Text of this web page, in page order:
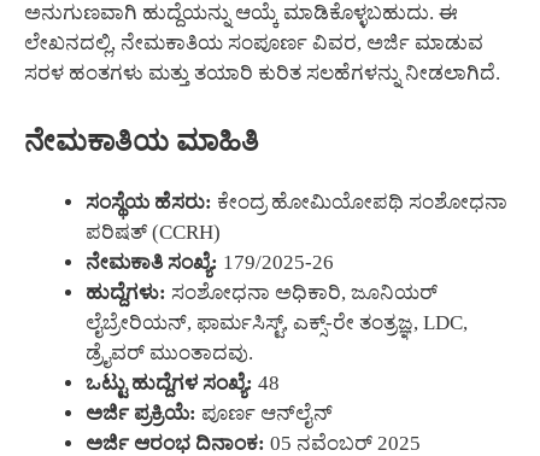
ಅನುಗುಣವಾಗಿ ಹುದ್ದೆಯನ್ನು ಆಯ್ಕೆ ಮಾಡಿಕೊಳ್ಳಬಹುದು. ಈ
ಲೇಖನದಲ್ಲಿ, ನೇಮಕಾತಿಯ ಸಂಪೂರ್ಣ ವಿವರ, ಅರ್ಜಿ ಮಾಡುವ
ಸರಳ ಹಂತಗಳು ಮತ್ತು ತಯಾರಿ ಕುರಿತ ಸಲಹೆಗಳನ್ನು ನೀಡಲಾಗಿದೆ.
ನೇಮಕಾತಿಯ ಮಾಹಿತಿ
ಸಂಸ್ಥೆಯ ಹೆಸರು: ಕೇಂದ್ರ ಹೋಮಿಯೋಪಥಿ ಸಂಶೋಧನಾ
ಪರಿಷತ್ (CCRH)
ನೇಮಕಾತಿ ಸಂಖ್ಯೆ: 179/2025-26
ಹುದ್ದೆಗಳು: ಸಂಶೋಧನಾ ಅಧಿಕಾರಿ, ಜೂನಿಯರ್
ಲೈಬ್ರೇರಿಯನ್, ಫಾರ್ಮಸಿಸ್ಟ್, ಎಕ್ಸ್-ರೇ ತಂತ್ರಜ್ಞ, LDC,
ಡ್ರೈವರ್ ಮುಂತಾದವು.
ಒಟ್ಟು ಹುದ್ದೆಗಳ ಸಂಖ್ಯೆ: 48
ಅರ್ಜಿ ಪ್ರಕ್ರಿಯೆ: ಪೂರ್ಣ ಆನ್‌ಲೈನ್
ಅರ್ಜಿ ಆರಂಭ ದಿನಾಂಕ: 05 ನವೆಂಬರ್ 2025